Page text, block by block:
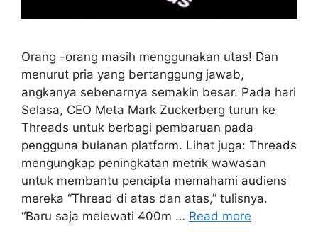
Orang -orang masih menggunakan utas! Dan
menurut pria yang bertanggung jawab,
angkanya sebenarnya semakin besar. Pada hari
Selasa, CEO Meta Mark Zuckerberg turun ke
Threads untuk berbagi pembaruan pada
pengguna bulanan platform. Lihat juga: Threads
mengungkap peningkatan metrik wawasan
untuk membantu pencipta memahami audiens
mereka “Thread di atas dan atas,” tulisnya.
“Baru saja melewati 400m … Read more